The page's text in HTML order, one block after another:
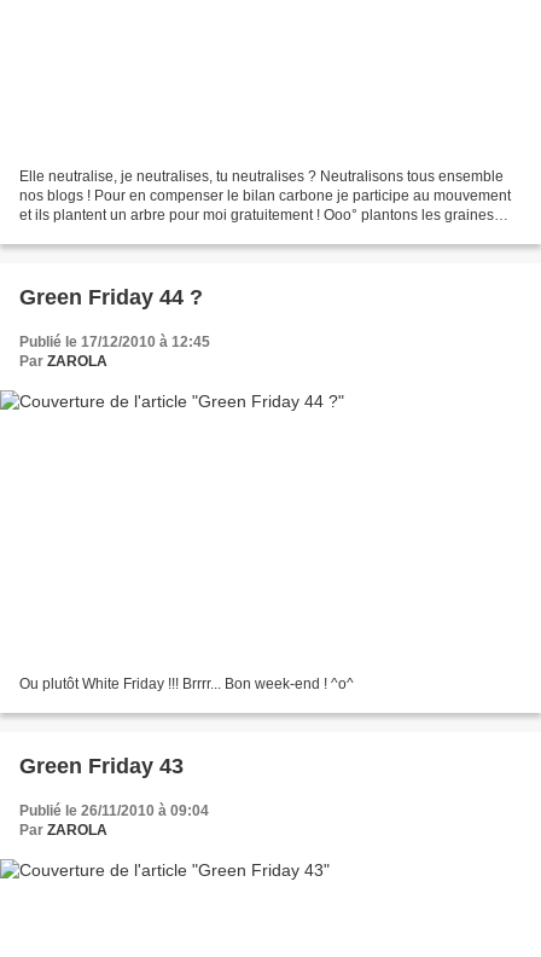
Elle neutralise, je neutralises, tu neutralises ? Neutralisons tous ensemble
nos blogs ! Pour en compenser le bilan carbone je participe au mouvement
et ils plantent un arbre pour moi gratuitement ! Ooo° plantons les graines
Green Friday 44 ?
Publié le 17/12/2010 à 12:45
Par ZAROLA
Ou plutôt White Friday !!! Brrrr... Bon week-end ! ^o^
Green Friday 43
Publié le 26/11/2010 à 09:04
Par ZAROLA